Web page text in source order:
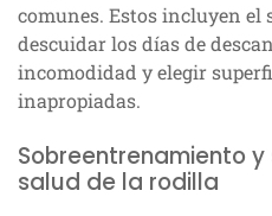
comunes. Estos incluyen el
descuidar los días de
incomodidad y elegir
inapropiadas.
Sobreentrenamiento
salud de la rodilla